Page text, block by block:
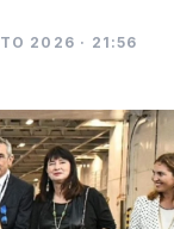
2026 · 21:56